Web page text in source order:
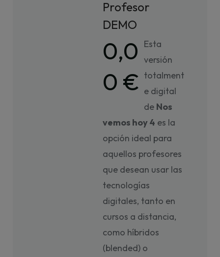
Profesor
DEMO
0,0
0 €
Esta
versión
totalment
e digital
de Nos
vemos hoy 4 es la
opción ideal para
aquellos profesores
que desean usar las
tecnologías
digitales, tanto en
cursos a distancia,
como híbridos
(blended) o